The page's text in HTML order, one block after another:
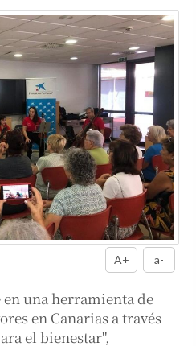
A+ a-
una herramienta de
en Canarias a través
el bienestar",